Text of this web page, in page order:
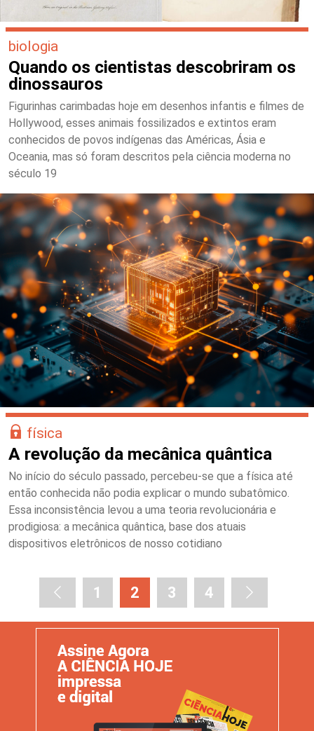
biologia
Quando os cientistas descobriram os
dinossauros
Figurinhas carimbadas hoje em desenhos infantis e filmes de
Hollywood, esses animais fossilizados e extintos eram
conhecidos de povos indígenas das Américas, Ásia e
Oceania, mas só foram descritos pela ciência moderna no
século 19
física
A revolução da mecânica quântica
No início do século passado, percebeu-se que a física até
então conhecida não podia explicar o mundo subatômico.
Essa inconsistência levou a uma teoria revolucionária e
prodigiosa: a mecânica quântica, base dos atuais
dispositivos eletrônicos de nosso cotidiano
1 2 3 4